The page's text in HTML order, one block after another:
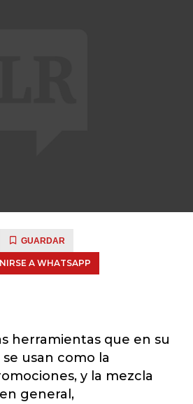
GUARDAR
A WHATSAPP
herramientas que en su
usan como la
y la mezcla
general,